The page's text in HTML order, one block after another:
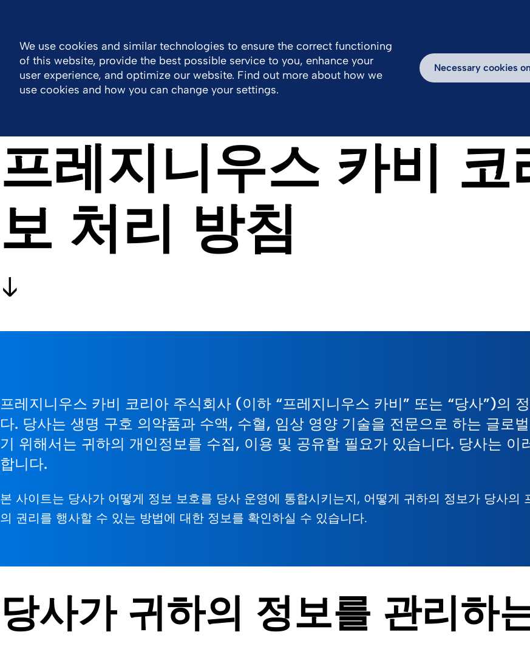
Company Work With Us Products
프레지니우스 카비 코
보 처리 방침
프레지니우스 카비 코리아 주식회사 (이하 “프레지니우스 카비” 또는 “당사”)의
다. 당사는 생명 구호 의약품과 수액, 수혈, 임상 영양 기술을 전문으로 하는 글로
기 위해서는 귀하의 개인정보를 수집, 이용 및 공유할 필요가 있습니다. 당사는
합니다.
본 사이트는 당사가 어떻게 정보 보호를 당사 운영에 통합시키는지, 어떻게 귀하의 정보가 당사의
의 권리를 행사할 수 있는 방법에 대한 정보를 확인하실 수 있습니다.
당사가 귀하의 정보를 관리하
We use cookies and similar technologies to ensure the correct functioning
of this website, provide the best possible service to you, enhance your
user experience, and optimize our website. Find out more about how we
use cookies and how you can change your settings.
Necessary cookies